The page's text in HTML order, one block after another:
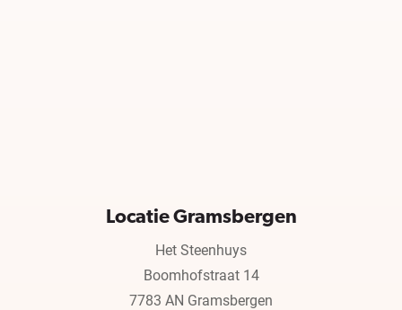
Locatie Gramsbergen
Het Steenhuys
Boomhofstraat 14
7783 AN Gramsbergen